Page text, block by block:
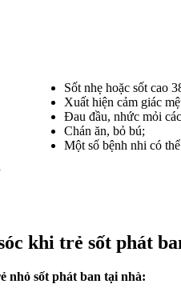
Sốt nhẹ hoặc sốt cao
Xuất hiện cảm giác
Đau đầu, nhức mỏi
Chán ăn, bỏ bú;
Một số bệnh nhi có
khi trẻ sốt phát
nhỏ sốt phát ban tại nhà: